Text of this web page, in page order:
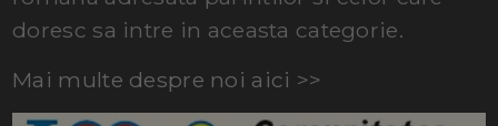
doresc sa intre in aceasta categorie.
Mai multe despre noi aici >>